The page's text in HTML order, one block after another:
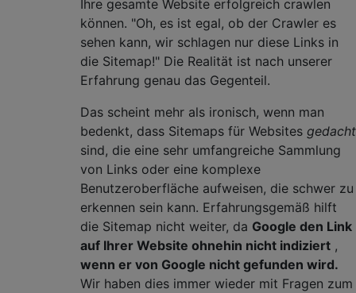
Ihre gesamte Website erfolgreich crawlen
können. "Oh, es ist egal, ob der Crawler es
sehen kann, wir schlagen nur diese Links in
die Sitemap!" Die Realität ist nach unserer
Erfahrung genau das Gegenteil.
Das scheint mehr als ironisch, wenn man
bedenkt, dass Sitemaps für Websites gedacht
sind, die eine sehr umfangreiche Sammlung
von Links oder eine komplexe
Benutzeroberfläche aufweisen, die schwer zu
erkennen sein kann. Erfahrungsgemäß hilft
die Sitemap nicht weiter, da Google den Link
auf Ihrer Website ohnehin nicht indiziert ,
wenn er von Google nicht gefunden wird.
Wir haben dies immer wieder mit Fragen zum